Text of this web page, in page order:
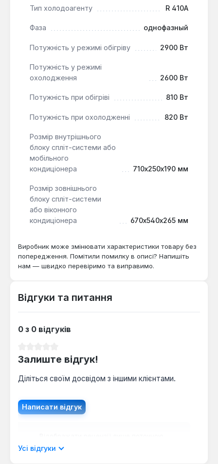
функціональність та надійність роблять його
обладнання для кондиціонування. Виріб
виготовлено в Китаї та має 3-річну гарантію.
Тип холодоагенту R 410A
Фаза однофазный
Потужність у режимі обігріву 2900 Вт
Потужність у режимі
охолодження
2600 Вт
Потужність при обігріві 810 Вт
Потужність при охолодженні 820 Вт
Розмір внутрішнього
блоку спліт-системи або
мобільного
кондиціонера
710x250x190 мм
Розмір зовнішнього
блоку спліт-системи
або віконного
кондиціонера
670x540x265 мм
Виробник може змінювати характеристики товару без
попередження. Помітили помилку в описі? Напишіть
нам — швидко перевіримо та виправимо.
Відгуки та питання
0 з 0 відгуків
Залиште відгук!
Діліться своїм досвідом з іншими клієнтами.
Написати відгук
мовою.
Усі відгуки